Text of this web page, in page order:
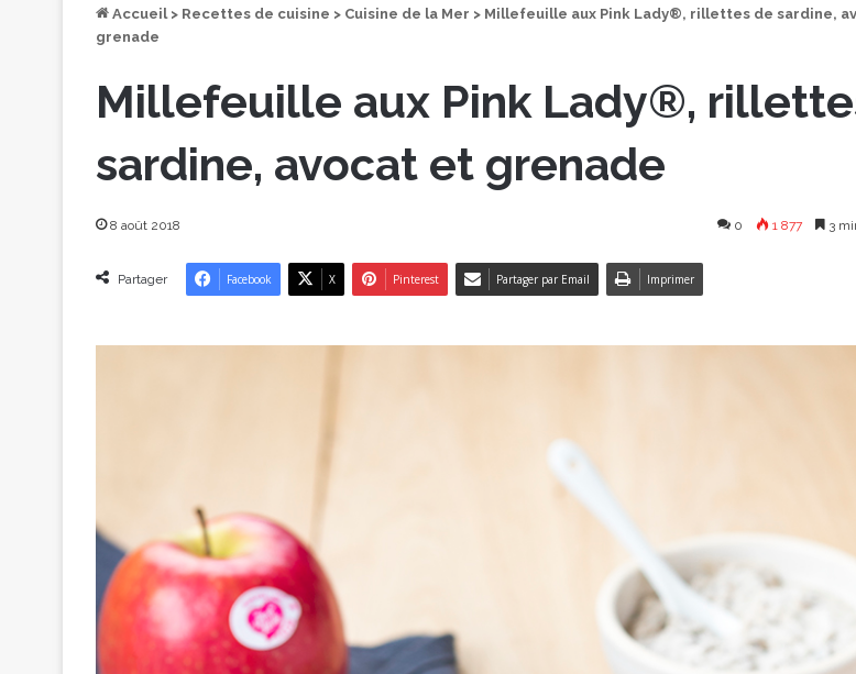
Accueil > Recettes de cuisine > Cuisine de la Mer > Millefeuille aux Pink Lady®, rillettes de sardine,
grenade
Millefeuille aux Pink Lady®,
sardine, avocat et grenade
8 août 2018 0 1 877 3
Partager Facebook X Pinterest Partager par Email Imprimer